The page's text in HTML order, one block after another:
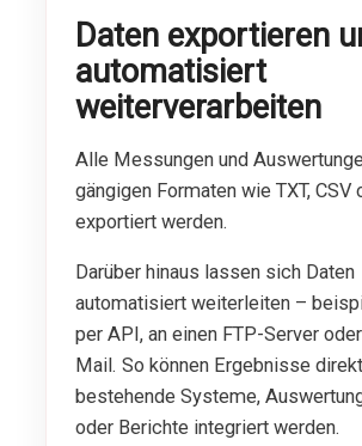
Daten exportieren
automatisiert
weiterverarbeiten
Alle Messungen und
gängigen Formaten wie TXT, CSV
exportiert werden.
Darüber hinaus lassen sich Daten
automatisiert weiterleiten –
per API, an einen FTP-Server
Mail. So können Ergebnisse
bestehende Systeme,
oder Berichte integriert werden.